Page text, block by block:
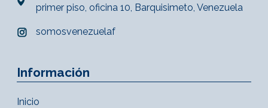
primer piso, oficina 10, Barquisimeto, Venezuela
somosvenezuelaf
Información
Inicio